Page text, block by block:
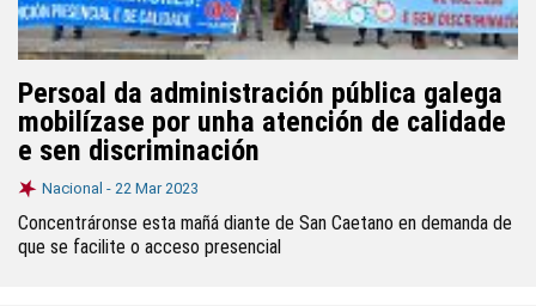
Persoal da administración pública galega
mobilízase por unha atención de calidade
e sen discriminación
Nacional - 22 Mar 2023
Concentráronse esta mañá diante de San Caetano en demanda de
que se facilite o acceso presencial